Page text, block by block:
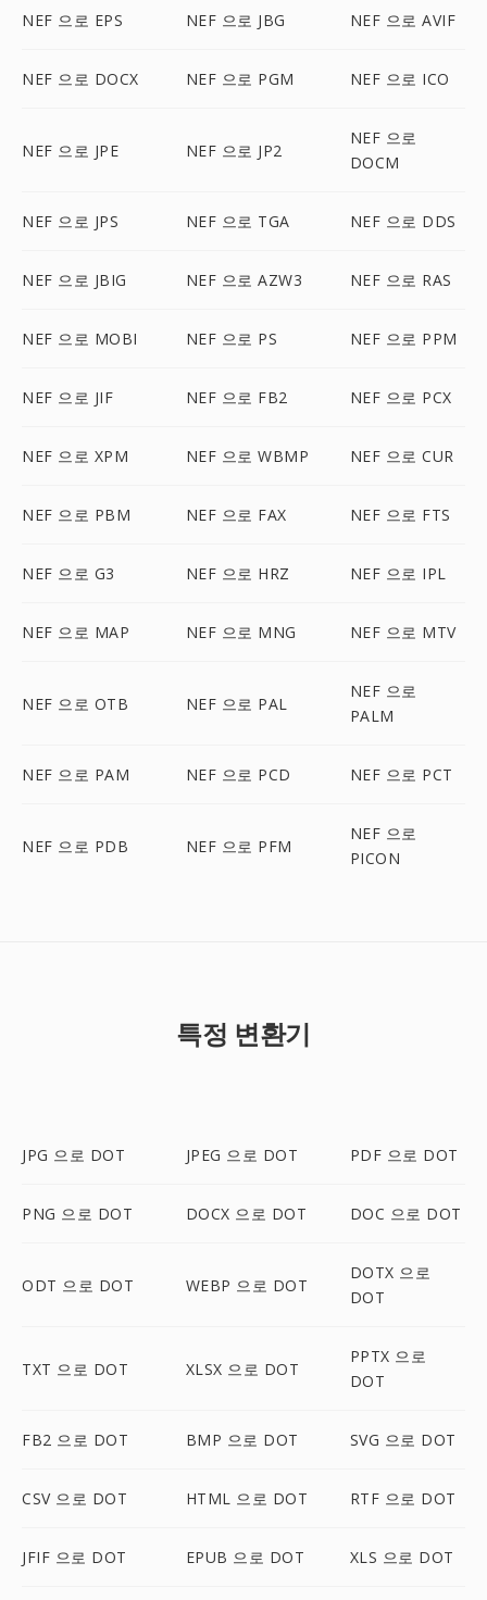
NEF 으로 EPS NEF 으로 JBG NEF 으로 AVIF
NEF 으로 DOCX NEF 으로 PGM NEF 으로 ICO
NEF 으로 JPE NEF 으로 JP2
NEF 으로
DOCM
NEF 으로 JPS NEF 으로 TGA NEF 으로 DDS
NEF 으로 JBIG NEF 으로 AZW3 NEF 으로 RAS
NEF 으로 MOBI NEF 으로 PS NEF 으로 PPM
NEF 으로 JIF NEF 으로 FB2 NEF 으로 PCX
NEF 으로 XPM NEF 으로 WBMP NEF 으로 CUR
NEF 으로 PBM NEF 으로 FAX NEF 으로 FTS
NEF 으로 G3 NEF 으로 HRZ NEF 으로 IPL
NEF 으로 MAP NEF 으로 MNG NEF 으로 MTV
NEF 으로 OTB NEF 으로 PAL
NEF 으로
PALM
NEF 으로 PAM NEF 으로 PCD NEF 으로 PCT
NEF 으로 PDB NEF 으로 PFM
NEF 으로
PICON
특정 변환기
JPG 으로 DOT JPEG 으로 DOT PDF 으로 DOT
PNG 으로 DOT DOCX 으로 DOT DOC 으로 DOT
ODT 으로 DOT WEBP 으로 DOT
DOTX 으로
DOT
TXT 으로 DOT XLSX 으로 DOT
PPTX 으로
DOT
FB2 으로 DOT BMP 으로 DOT SVG 으로 DOT
CSV 으로 DOT HTML 으로 DOT RTF 으로 DOT
JFIF 으로 DOT EPUB 으로 DOT XLS 으로 DOT